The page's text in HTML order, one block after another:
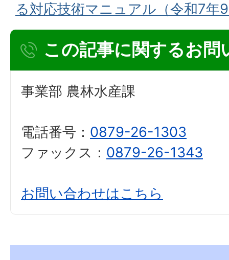
る対応技術マニュアル（令和7年
この記事に関するお問
事業部 農林水産課
電話番号： 0879-26-1303
ファックス： 0879-26-1343
お問い合わせはこちら